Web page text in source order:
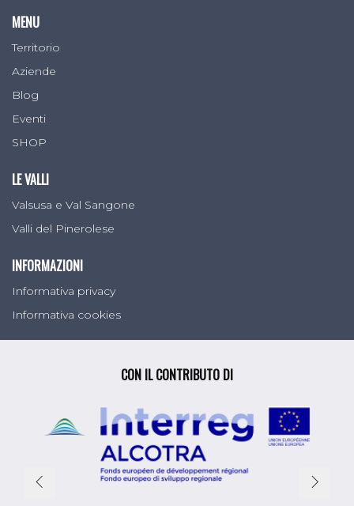
MENU
Territorio
Aziende
Blog
Eventi
SHOP
LE VALLI
Valsusa e Val Sangone
Valli del Pinerolese
INFORMAZIONI
Informativa privacy
Informativa cookies
CON IL CONTRIBUTO DI